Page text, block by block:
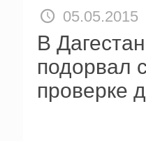
05.05.2015
В
подорвал
проверке